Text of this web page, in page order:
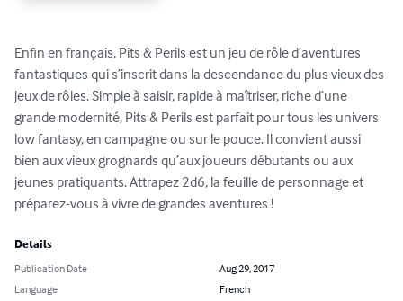
Enfin en français, Pits & Perils est un jeu de rôle d’aventures
fantastiques qui s’inscrit dans la descendance du plus vieux des
jeux de rôles. Simple à saisir, rapide à maîtriser, riche d’une
grande modernité, Pits & Perils est parfait pour tous les univers
low fantasy, en campagne ou sur le pouce. Il convient aussi
bien aux vieux grognards qu’aux joueurs débutants ou aux
jeunes pratiquants. Attrapez 2d6, la feuille de personnage et
préparez-vous à vivre de grandes aventures !
Details
Publication Date
Aug 29, 2017
Language
French